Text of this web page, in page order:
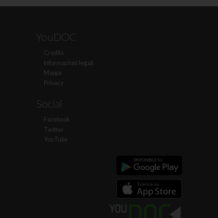
YouDOC
Credits
Informazioni legali
Mappa
Privacy
Social
Facebook
Twitter
YouTube